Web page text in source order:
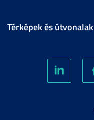
Térképek és útvonalak